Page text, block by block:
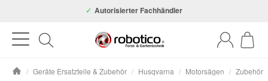
Autorisierter Fachhändler
/ Geräte Ersatzteile & Zubehör / Husqvarna / Motorsägen / Zubehör